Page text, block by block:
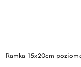
Ramka 15x20cm